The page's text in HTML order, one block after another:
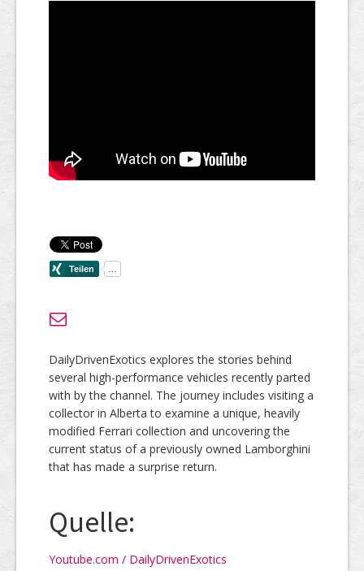
DailyDrivenExotics explores the stories behind
several high-performance vehicles recently parted
with by the channel. The journey includes visiting a
collector in Alberta to examine a unique, heavily
modified Ferrari collection and uncovering the
current status of a previously owned Lamborghini
that has made a surprise return.
Quelle:
Youtube.com / DailyDrivenExotics